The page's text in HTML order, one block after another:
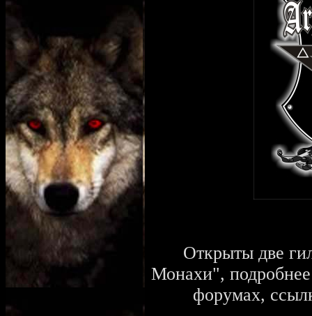
Открыты две
Монахи", подробнее
форумах,